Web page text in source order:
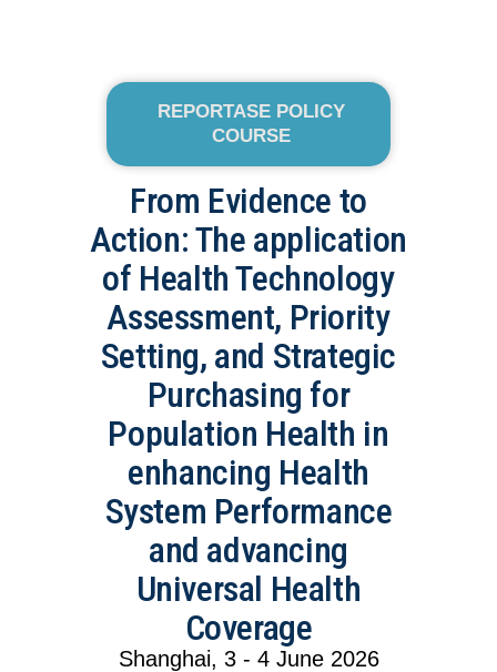
REPORTASE POLICY
COURSE
From Evidence to
Action: The application
of Health Technology
Assessment, Priority
Setting, and Strategic
Purchasing for
Population Health in
enhancing Health
System Performance
and advancing
Universal Health
Coverage
Shanghai, 3 - 4 June 2026